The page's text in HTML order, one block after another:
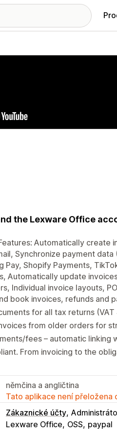
the Lexware Office
Automatically create
Synchronize payment
Pay, Shopify Payments,
Automatically update
Individual invoice layouts,
book invoices, refunds and
for all tax returns (VAT
from older orders for
fees – automatic linking
From invoicing to the
němčina a angličtina
Tato aplikace není přeložena
Zákaznické účty
Lexware Office OSS paypal